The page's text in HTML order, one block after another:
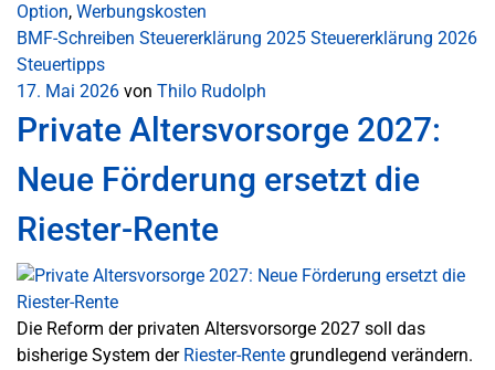
Option, Werbungskosten
BMF-Schreiben Steuererklärung 2025 Steuererklärung 2026
Steuertipps
17. Mai 2026 von Thilo Rudolph
Private Altersvorsorge 2027:
Neue Förderung ersetzt die
Riester-Rente
Die Reform der privaten Altersvorsorge 2027 soll das
bisherige System der Riester-Rente grundlegend verändern.